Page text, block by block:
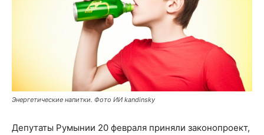
Энергетические напитки. Фото ИИ kandinsky
Депутаты Румынии 20 февраля приняли законопроект,